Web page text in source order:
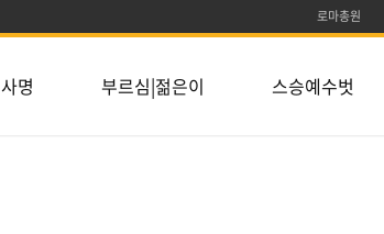
로마총원
사명 부르심|젊은이 스승예수벗